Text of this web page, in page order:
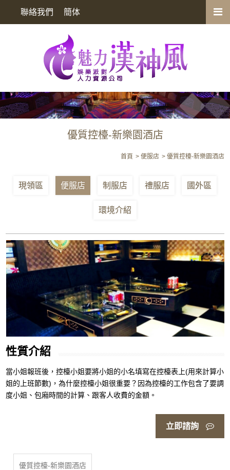
聯絡我們 簡体
優質控檯-新樂園酒店
首頁 便服店 優質控檯-新樂園酒店
現領區 便服店 制服店 禮服店 國外區
環境介紹
性質介紹
當小姐報班後，控檯小姐要將小姐的小名填寫在控檯表上(用來計算小
姐的上班節數)，為什麼控檯小姐很重要？因為控檯的工作包含了要調
度小姐、包廂時間的計算、跟客人收費的金額。
立即諮詢
優質控檯-新樂園酒店